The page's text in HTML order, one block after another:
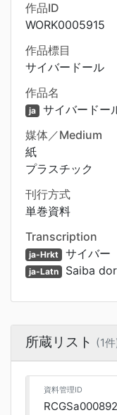
作品ID
WORK0005915
作品標目
サイバードール
作品名
ja サイバードー
媒体／Medium
紙
プラスチック
刊行方式
単巻資料
Transcription
ja-Hrkt サイバー
ja-Latn Saiba
所蔵リスト (1
資料管理ID